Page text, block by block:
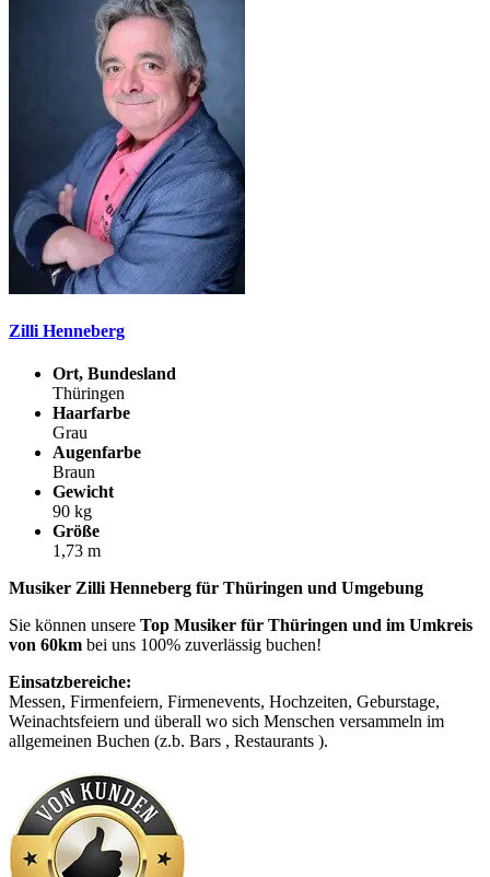
Zilli Henneberg
Ort, Bundesland
Thüringen
Haarfarbe
Grau
Augenfarbe
Braun
Gewicht
90 kg
Größe
1,73 m
Musiker Zilli Henneberg für Thüringen und Umgebung
Sie können unsere Top Musiker für Thüringen und im Umkreis
von 60km bei uns 100% zuverlässig buchen!
Einsatzbereiche:
Messen, Firmenfeiern, Firmenevents, Hochzeiten, Geburstage,
Weinachtsfeiern und überall wo sich Menschen versammeln im
allgemeinen Buchen (z.b. Bars , Restaurants ).